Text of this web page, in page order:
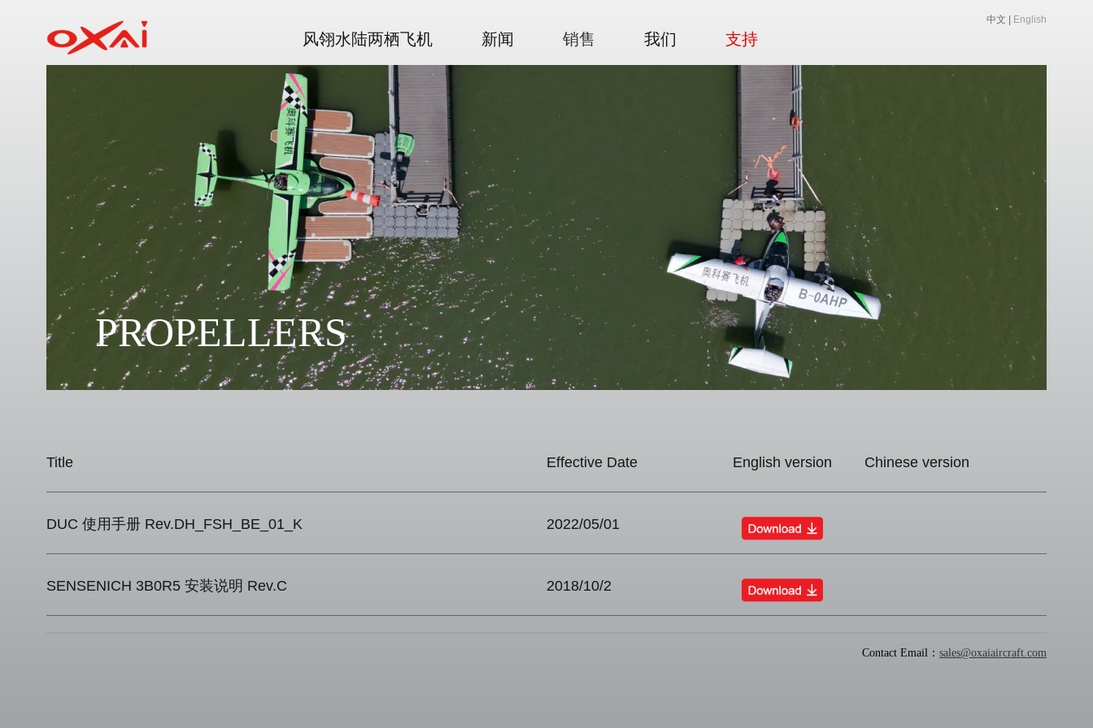
中文 English
风翎水陆两栖飞机 新闻 销售 我们 支持
PROPELLERS
Title Effective Date English version Chinese version
DUC 使用手册 Rev.DH_FSH_BE_01_K 2022/05/01
SENSENICH 3B0R5 安装说明 Rev.C 2018/10/2
Contact Email： sales@oxaiaircraft.com